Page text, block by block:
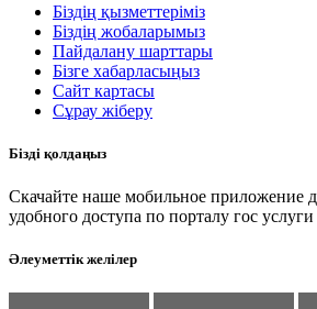
Біздің қызметтеріміз
Біздің жобаларымыз
Пайдалану шарттары
Бізге хабарласыңыз
Сайт картасы
Сұрау жіберу
Бізді қолдаңыз
Скачайте наше мобильное приложение
удобного доступа по порталу гос услуги
Әлеуметтік желілер